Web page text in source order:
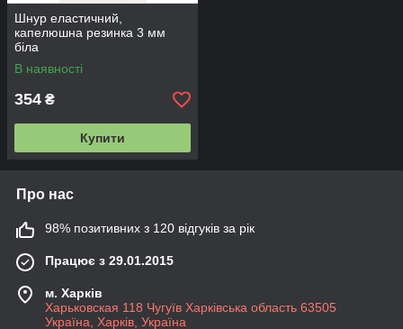
Шнур еластичний,
капелюшна резинка 3 мм
біла
В наявності
354 ₴
Купити
Про нас
98% позитивних з 120 відгуків за рік
Працює з 29.01.2015
м. Харків
Харьковская 118 Чугуїв Харківська область 63505
Україна, Харків, Україна